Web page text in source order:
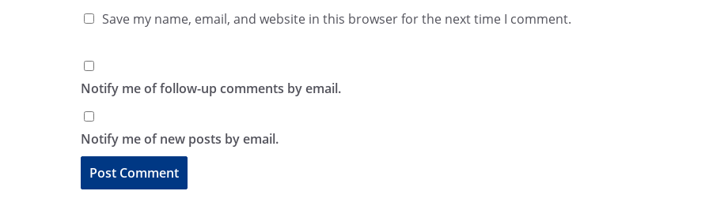
Save my name, email, and website in this browser for the next time I comment.
Notify me of follow-up comments by email.
Notify me of new posts by email.